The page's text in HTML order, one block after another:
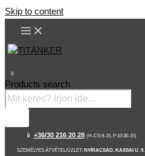
Skip to content
0
Products search
📱 +36/30 216 20 28 (H-CS:9-15, P:10:30-15)
SZEMÉLYES ÁTVÉTEL/ÜZLET: NYÍRACSÁD, KASSAI U. 9.